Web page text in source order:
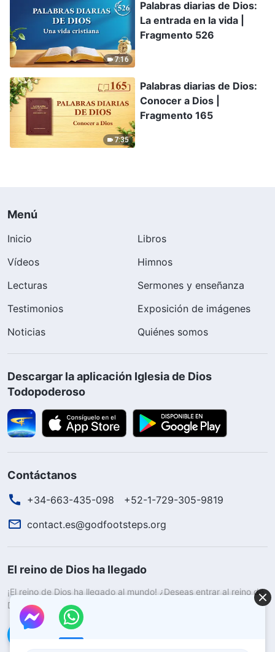
7:16
Palabras diarias de Dios:
La entrada en la vida |
Fragmento 526
7:35
Palabras diarias de Dios:
Conocer a Dios |
Fragmento 165
Menú
Inicio
Libros
Vídeos
Himnos
Lecturas
Sermones y enseñanza
Testimonios
Exposición de imágenes
Noticias
Quiénes somos
Descargar la aplicación Iglesia de Dios
Todopoderoso
Contáctanos
+34-663-435-098
+52-1-729-305-9819
contact.es@godfootsteps.org
El reino de Dios ha llegado
¡El reino de Dios ha llegado al mundo! ¿Deseas entrar al reino de
Dios? Saber más
Conéctate con nosotros en Messenger